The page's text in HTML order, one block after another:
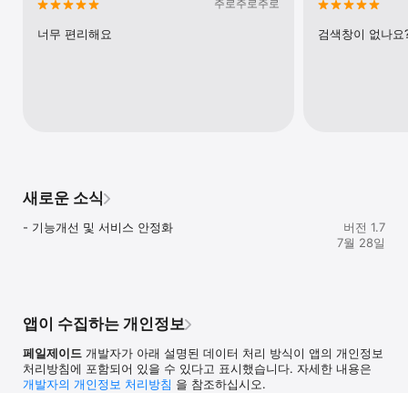
- 고객센터 및 전화걸기
■ 해당 사항 없음
해당 기능 접근이 필요합니다.
권한입니다.
주로주로주로
너무 편리해요 검색창이 없나요
새로운 소식
- 기능개선 및 서비스 안정화
버전 1.7
7월 28일
앱이 수집하는 개인정보
페일제이드 개발자가 아래 설명된 데이터 처리 방식이 앱의 개인정보
처리방침에 포함되어 있을 수 있다고 표시했습니다. 자세한 내용은
개발자의 개인정보 처리방침 을 참조하십시오.